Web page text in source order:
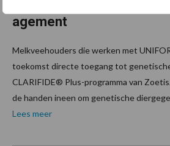
agement
Melkveehouders die werken met
toekomst directe toegang tot
CLARIFIDE® Plus-programma van
de handen ineen om genetische
Lees meer